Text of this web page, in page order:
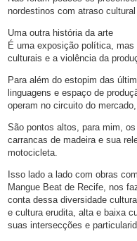
nordestinos com atraso
Uma outra história da arte
É uma exposição política,
culturais e a violência da
Para além do estopim das
linguagens e espaço de
operam no circuito do
São pontos altos, para mim,
carrancas de madeira e sua
motocicleta.
Isso lado a lado com obras
Mangue Beat de Recife, nos
conta dessa diversidade
e cultura erudita, alta e baixa
suas intersecções e